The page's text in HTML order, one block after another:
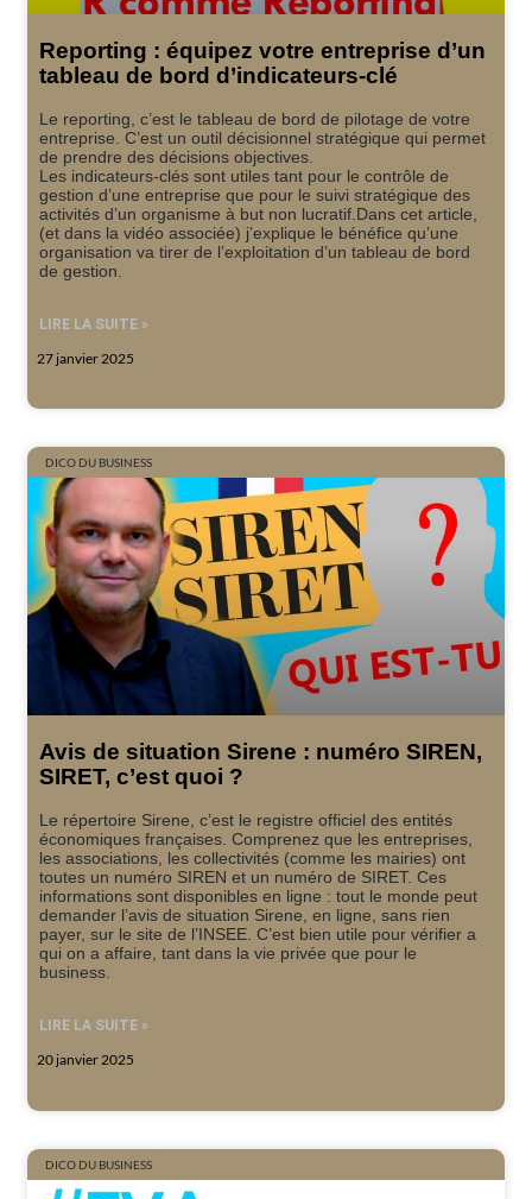
Reporting : équipez votre entreprise d’un
tableau de bord d’indicateurs-clé
Le reporting, c’est le tableau de bord de pilotage de votre
entreprise. C’est un outil décisionnel stratégique qui permet
de prendre des décisions objectives.
Les indicateurs-clés sont utiles tant pour le contrôle de
gestion d’une entreprise que pour le suivi stratégique des
activités d’un organisme à but non lucratif.Dans cet article,
(et dans la vidéo associée) j’explique le bénéfice qu’une
organisation va tirer de l’exploitation d’un tableau de bord
de gestion.
LIRE LA SUITE »
27 janvier 2025
DICO DU BUSINESS
Avis de situation Sirene : numéro SIREN,
SIRET, c’est quoi ?
Le répertoire Sirene, c’est le registre officiel des entités
économiques françaises. Comprenez que les entreprises,
les associations, les collectivités (comme les mairies) ont
toutes un numéro SIREN et un numéro de SIRET. Ces
informations sont disponibles en ligne : tout le monde peut
demander l’avis de situation Sirene, en ligne, sans rien
payer, sur le site de l’INSEE. C’est bien utile pour vérifier a
qui on a affaire, tant dans la vie privée que pour le
business.
LIRE LA SUITE »
20 janvier 2025
DICO DU BUSINESS